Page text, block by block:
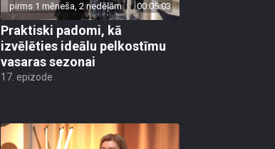
pirms 1 mēneša, 2 nedēļām 00:05:03
Praktiski padomi, kā
izvēlēties ideālu pelkostīmu
vasaras sezonai
17. epizode